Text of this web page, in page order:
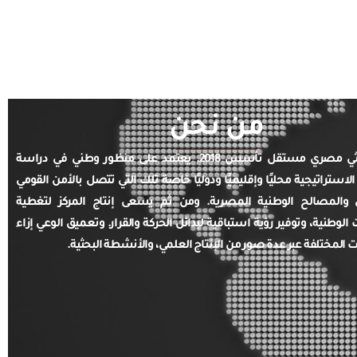
من نحن
مركز بحثي مصري مستقل تأسس 2018. يعتمد على منظور وطني في دراسة
الاستراتيجية محليًا وإقليميًا ودوليًا خاصة تلك التي تتصل بالأمن القومي
والمصالح الوطنية المصرية. ومن ثم يسعى إنتاج المركز لتغطية
الوطنية، وتوفير رؤية استباقية لبدائل الحركة والقرار. وتعميق الوعي إزاء
المختلفة عبر عدة صور من الإنتاج العلمي، والأنشطة البحثية.